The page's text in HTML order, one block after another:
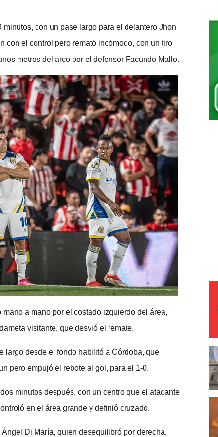
con un pase largo para el delantero Jhon
con el control pero remató incómodo, con un tiro
metros del arco por el defensor Facundo Mallo.
a mano por el costado izquierdo del área,
visitante, que desvió el remate.
largo desde el fondo habilitó a Córdoba, que
pero empujó el rebote al gol, para el 1-0.
minutos después, con un centro que el atacante
en el área grande y definió cruzado.
Di María, quien desequilibró por derecha,